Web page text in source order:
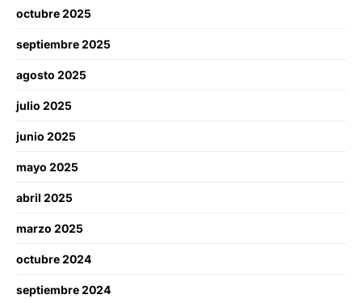
octubre 2025
septiembre 2025
agosto 2025
julio 2025
junio 2025
mayo 2025
abril 2025
marzo 2025
octubre 2024
septiembre 2024